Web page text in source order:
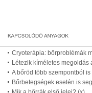
Cryoterápia: bőrproblémák
Létezik kíméletes
A bőröd több szempontból
Bőrbetegségek esetén is